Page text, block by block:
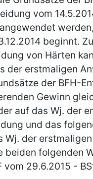
vom
beginnt.
von Härten
der erstmaligen
der BFH-
Gewinn
auf das Wj. der
und das
Wj. der
beiden folgenden
vom 29.6.2015 -